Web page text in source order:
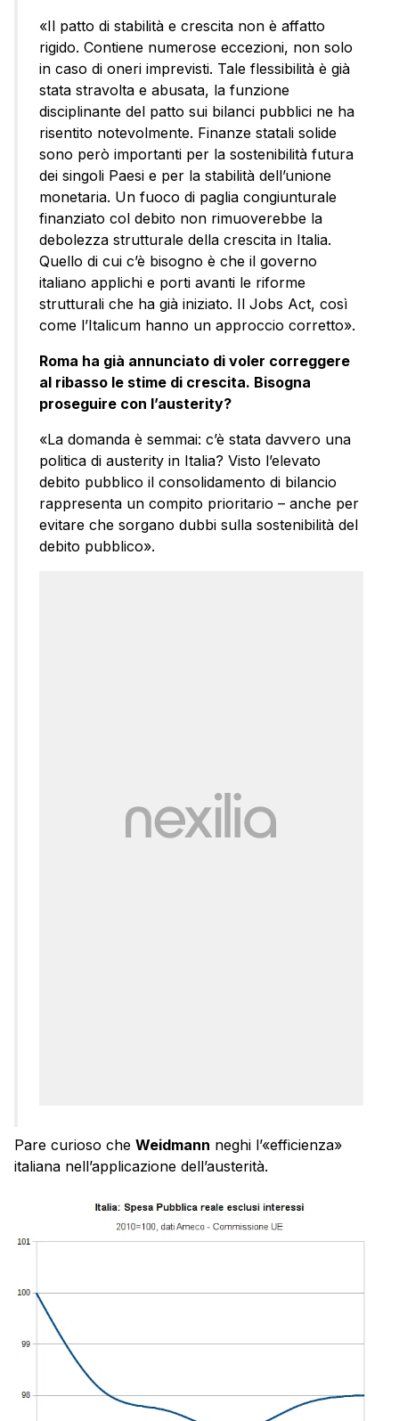
«Il patto di stabilità e crescita non è affatto
rigido. Contiene numerose eccezioni, non solo
in caso di oneri imprevisti. Tale flessibilità è già
stata stravolta e abusata, la funzione
disciplinante del patto sui bilanci pubblici ne ha
risentito notevolmente. Finanze statali solide
sono però importanti per la sostenibilità futura
dei singoli Paesi e per la stabilità dell’unione
monetaria. Un fuoco di paglia congiunturale
finanziato col debito non rimuoverebbe la
debolezza strutturale della crescita in Italia.
Quello di cui c’è bisogno è che il governo
italiano applichi e porti avanti le riforme
strutturali che ha già iniziato. Il Jobs Act, così
come l’Italicum hanno un approccio corretto».
Roma ha già annunciato di voler correggere
al ribasso le stime di crescita. Bisogna
proseguire con l’austerity?
«La domanda è semmai: c’è stata davvero una
politica di austerity in Italia? Visto l’elevato
debito pubblico il consolidamento di bilancio
rappresenta un compito prioritario – anche per
evitare che sorgano dubbi sulla sostenibilità del
debito pubblico».
Pare curioso che Weidmann neghi l’«efficienza»
italiana nell’applicazione dell’austerità.